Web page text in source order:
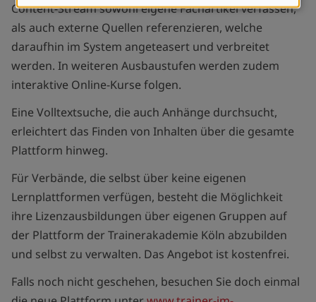
Content-Stream sowohl eigene Fachartikel verfassen,
als auch externe Quellen referenzieren, welche
daraufhin im System angeteasert und verbreitet
werden. In weiteren Ausbaustufen werden zudem
interaktive Online-Kurse folgen.
Eine Volltextsuche, die auch Anhänge durchsucht,
erleichtert das Finden von Inhalten über die gesamte
Plattform hinweg.
Für Verbände, die selbst über keine eigenen
Lernplattformen verfügen, besteht die Möglichkeit
ihre Lizenzausbildungen über eigenen Gruppen auf
der Plattform der Trainerakademie Köln abzubilden
und selbst zu verwalten. Das Angebot ist kostenfrei.
Falls noch nicht geschehen, besuchen Sie doch einmal
Cookies